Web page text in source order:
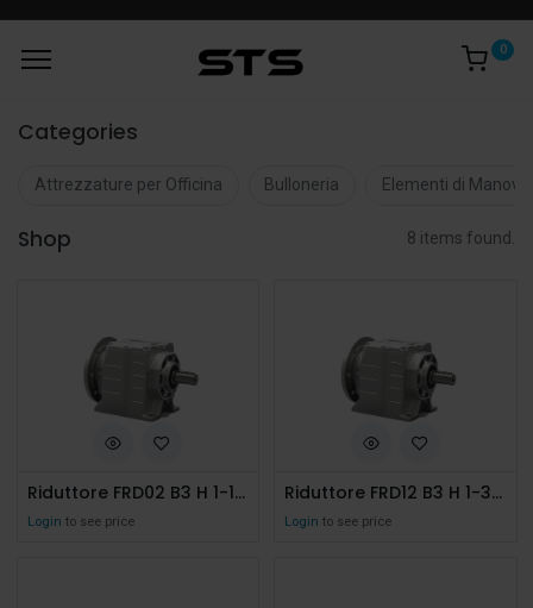
0
Categories
Attrezzature per Officina Bulloneria Elementi di
Shop 8 items found.
Riduttore FRD02 B3 H 1-16 71/B5 AU20
Login to see price
Riduttore FRD12 B3 H 1-32 71/B5 AU25 Ghisa
Login to see price